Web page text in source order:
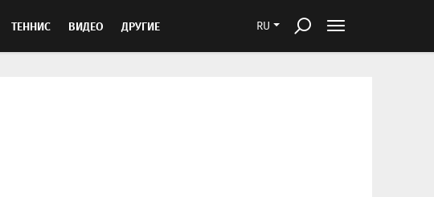
RU
ТЕННИС ВИДЕО ДРУГИЕ